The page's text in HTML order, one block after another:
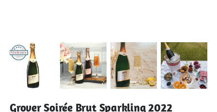
Grover Soirée Brut Sparkling 2022